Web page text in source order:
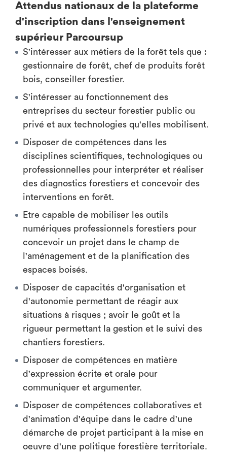
Attendus nationaux de la plateforme
d'inscription dans l'enseignement
supérieur Parcoursup
S'intéresser aux métiers de la forêt tels que :
gestionnaire de forêt, chef de produits forêt
bois, conseiller forestier.
S'intéresser au fonctionnement des
entreprises du secteur forestier public ou
privé et aux technologies qu'elles mobilisent.
Disposer de compétences dans les
disciplines scientifiques, technologiques ou
professionnelles pour interpréter et réaliser
des diagnostics forestiers et concevoir des
interventions en forêt.
Etre capable de mobiliser les outils
numériques professionnels forestiers pour
concevoir un projet dans le champ de
l'aménagement et de la planification des
espaces boisés.
Disposer de capacités d'organisation et
d'autonomie permettant de réagir aux
situations à risques ; avoir le goût et la
rigueur permettant la gestion et le suivi des
chantiers forestiers.
Disposer de compétences en matière
d'expression écrite et orale pour
communiquer et argumenter.
Disposer de compétences collaboratives et
d'animation d'équipe dans le cadre d'une
démarche de projet participant à la mise en
oeuvre d'une politique forestière territoriale.